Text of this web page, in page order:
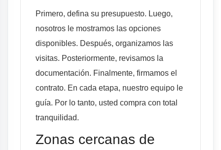
Primero, defina su presupuesto. Luego,
nosotros le mostramos las opciones
disponibles. Después, organizamos las
visitas. Posteriormente, revisamos la
documentación. Finalmente, firmamos el
contrato. En cada etapa, nuestro equipo le
guía. Por lo tanto, usted compra con total
tranquilidad.
Zonas cercanas de